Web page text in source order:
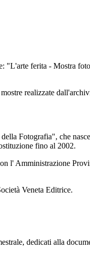
"L'arte ferita - Mostra
realizzate
Fotografia", che
fino al 2002.
l' Amministrazione
Veneta Editrice.
dedicati alla